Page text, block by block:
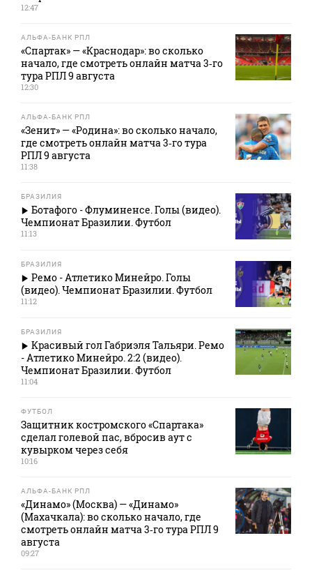
12:47
АЛЬФА-БАНК РПЛ
«Спартак» — «Краснодар»: во сколько
начало, где смотреть онлайн матча 3‑го
тура РПЛ 9 августа
12:30
АЛЬФА-БАНК РПЛ
«Зенит» — «Родина»: во сколько начало,
где смотреть онлайн матча 3‑го тура
РПЛ 9 августа
11:38
БРАЗИЛИЯ
Ботафого - Флуминенсе. Голы (видео).
Чемпионат Бразилии. Футбол
11:13
БРАЗИЛИЯ
Ремо - Атлетико Минейро. Голы
(видео). Чемпионат Бразилии. Футбол
11:12
БРАЗИЛИЯ
Красивый гол Габриэля Тальяри. Ремо
- Атлетико Минейро. 2:2 (видео).
Чемпионат Бразилии. Футбол
11:04
ФУТБОЛ
Защитник костромского «Спартака»
сделал голевой пас, вбросив аут с
кувырком через себя
10:16
АЛЬФА-БАНК РПЛ
«Динамо» (Москва) — «Динамо»
(Махачкала): во сколько начало, где
смотреть онлайн матча 3‑го тура РПЛ 9
августа
09:27